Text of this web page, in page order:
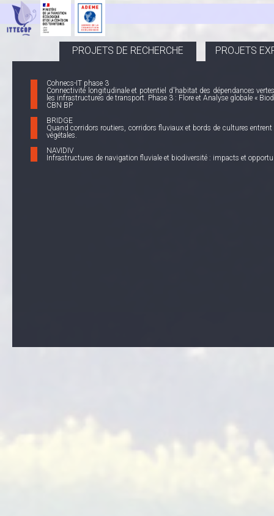
PROJETS DE RECHERCHE PROJETS
Cohnecs-IT phase 3
Connectivité longitudinale et potentiel d'habitat des dépendances
les infrastructures de transport. Phase 3 : Flore et Analyse globale «
CBN BP
BRIDGE
Quand corridors routiers, corridors fluviaux et bords de cultures
végétales.
NAVIDIV
Infrastructures de navigation fluviale et biodiversité : impacts et